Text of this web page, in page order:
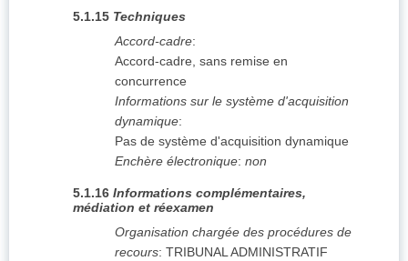
5.1.15 Techniques
Accord-cadre:
Accord-cadre, sans remise en
concurrence
Informations sur le système d'acquisition
dynamique:
Pas de système d'acquisition dynamique
Enchère électronique: non
5.1.16 Informations complémentaires,
médiation et réexamen
Organisation chargée des procédures de
recours: TRIBUNAL ADMINISTRATIF